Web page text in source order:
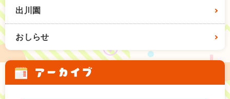
出川園
おしらせ
アーカイブ